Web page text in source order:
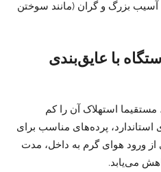
آسیب بزرگ و گران (مانند سوختن
با عایق‌بندی
استهلاک آن را کم
استاندارد، پرده‌های مناسب برای
از ورود هوای گرم به داخل، مدت
می‌یابد.